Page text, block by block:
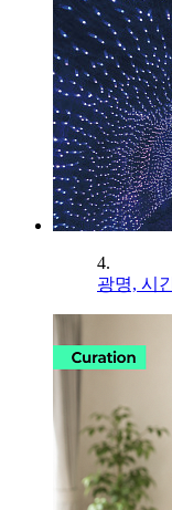
4.
광명, 시